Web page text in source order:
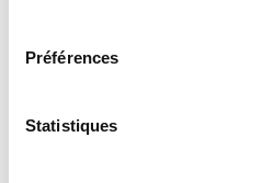
Préférences
Statistiques